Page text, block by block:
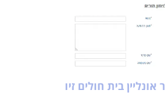
אונליין בית חולים זיו